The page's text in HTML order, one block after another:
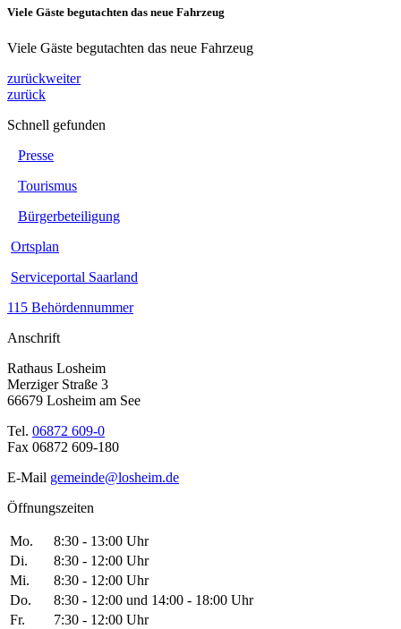
Viele Gäste begutachten das neue Fahrzeug
Viele Gäste begutachten das neue Fahrzeug
zurückweiter
zurück
Schnell gefunden
Presse
Tourismus
Bürgerbeteiligung
Ortsplan
Serviceportal Saarland
115 Behördennummer
Anschrift
Rathaus Losheim
Merziger Straße 3
66679 Losheim am See
Tel. 06872 609-0
Fax 06872 609-180
E-Mail gemeinde@losheim.de
Öffnungszeiten
Mo.
8:30 - 13:00 Uhr
Di.
8:30 - 12:00 Uhr
Mi.
8:30 - 12:00 Uhr
Do.
8:30 - 12:00 und 14:00 - 18:00 Uhr
Fr.
7:30 - 12:00 Uhr